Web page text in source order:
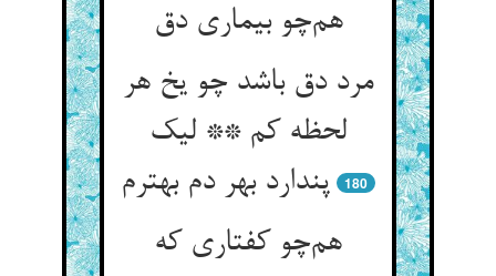
هم‌چو بیماری دق
مرد دق باشد چو یخ هر
لحظه کم ** لیک
پندارد بهر دم بهترم
180
هم‌چو کفتاری که